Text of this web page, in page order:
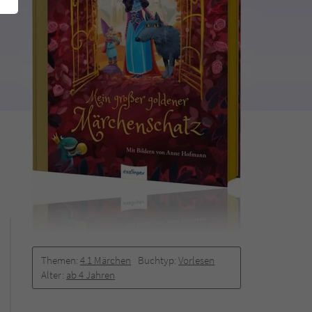
Themen: 4.1 Märchen Buchtyp: Vorlesen
Alter: ab 4 Jahren